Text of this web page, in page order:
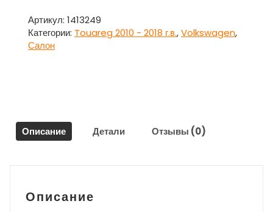
на
замок
двери
/
Volkswagen
г.в.
Артикул: 1413249
Категории: Touareg 2010 - 2018 г.в.,Volkswagen,
Салон
Описание Детали Отзывы (0)
Описание